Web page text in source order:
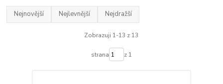
Nejnovější Nejlevnější Nejdražší
Zobrazuji 1-13 z 13
strana z 1